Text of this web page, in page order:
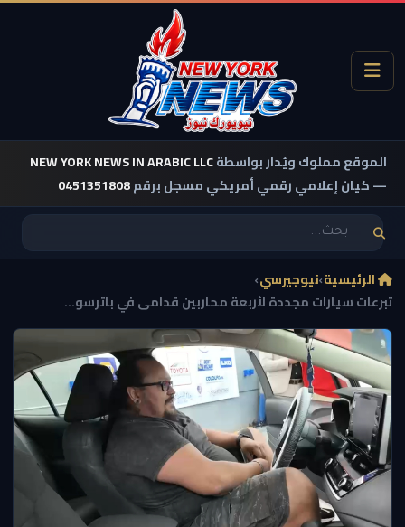
الموقع مملوك ويُدار بواسطةNEW YORK NEWS IN ARABIC LLC
— كيان إعلامي رقمي أمريكي مسجل برقم0451351808
الرئيسية›نيوجيرسي›
تبرعات سيارات مجددة لأربعة محاربين قدامى في باترسو...